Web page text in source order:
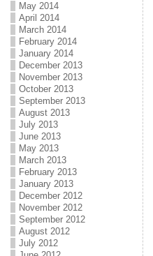
May 2014
April 2014
March 2014
February 2014
January 2014
December 2013
November 2013
October 2013
September 2013
August 2013
July 2013
June 2013
May 2013
March 2013
February 2013
January 2013
December 2012
November 2012
September 2012
August 2012
July 2012